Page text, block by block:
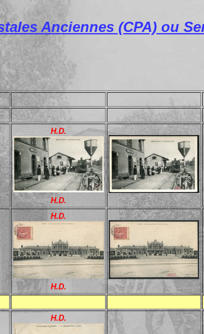
Anciennes (CPA) ou
H.D.
H.D.
H.D.
H.D.
H.D.